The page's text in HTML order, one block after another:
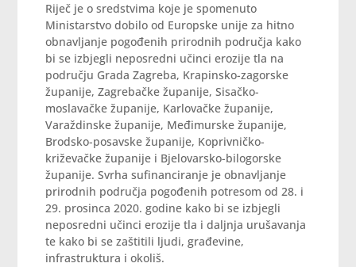
Riječ je o sredstvima koje je spomenuto
Ministarstvo dobilo od Europske unije za hitno
obnavljanje pogođenih prirodnih područja kako
bi se izbjegli neposredni učinci erozije tla na
području Grada Zagreba, Krapinsko-zagorske
županije, Zagrebačke županije, Sisačko-
moslavačke županije, Karlovačke županije,
Varaždinske županije, Međimurske županije,
Brodsko-posavske županije, Koprivničko-
križevačke županije i Bjelovarsko-bilogorske
županije. Svrha sufinanciranje je obnavljanje
prirodnih područja pogođenih potresom od 28. i
29. prosinca 2020. godine kako bi se izbjegli
neposredni učinci erozije tla i daljnja urušavanja
te kako bi se zaštitili ljudi, građevine,
infrastruktura i okoliš.